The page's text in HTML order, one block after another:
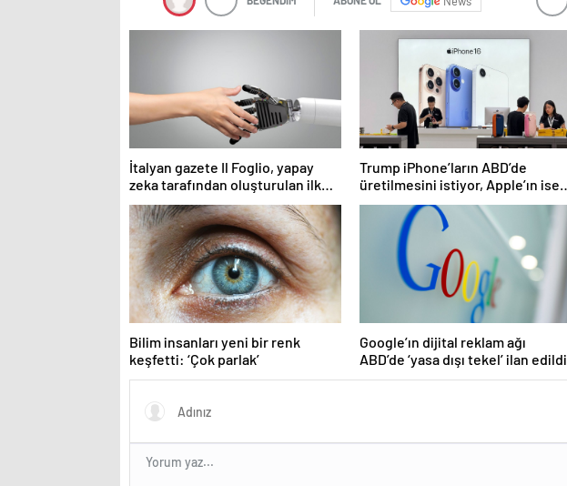
İtalyan gazete Il Foglio, yapay
zeka tarafından oluşturulan ilk
baskısını yayınladı
Trump iPhone’ların ABD’de
üretilmesini istiyor, Apple’ın ise
Çin’i terk etmesi pek olası değil
Bilim insanları yeni bir renk
keşfetti: ‘Çok parlak’
Google’ın dijital reklam ağı
ABD’de ‘yasa dışı tekel’ ilan edildi